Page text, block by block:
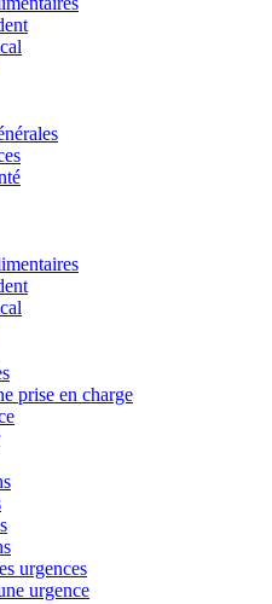
prise en charge
urgences
urgence